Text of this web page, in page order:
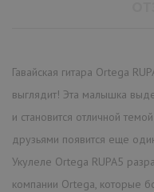
Гавайская гитара Ortega
выглядит! Эта малышка
и становится отличной
друзьями появится еще
Укулеле Ortega RUPA5
компании Ortega, которые